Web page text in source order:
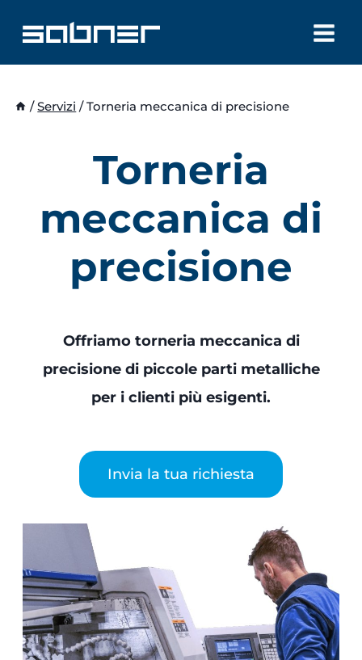
contenuto
/ Servizi / Torneria meccanica di precisione
Torneria
meccanica di
precisione
Offriamo torneria meccanica di
precisione di piccole parti metalliche
per i clienti più esigenti.
Invia la tua richiesta